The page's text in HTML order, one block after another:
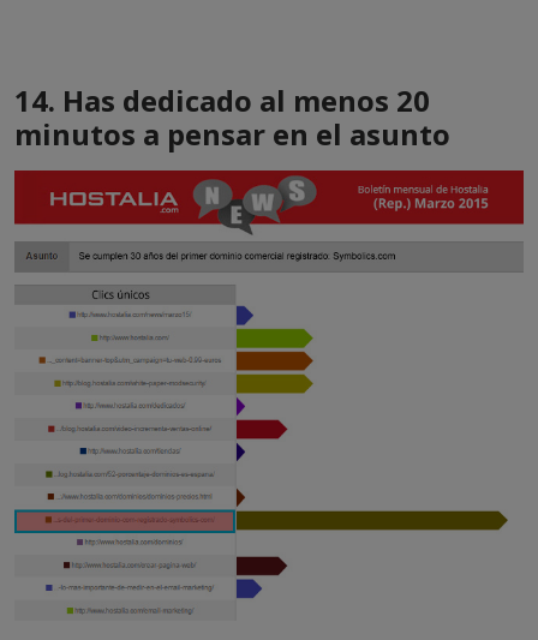
14. Has dedicado al menos 20
minutos a pensar en el asunto